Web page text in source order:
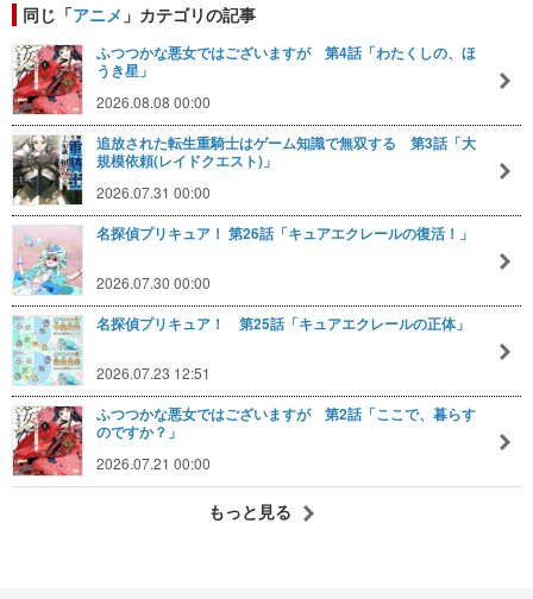
同じ「アニメ 」カテゴリの記事
ふつつかな悪女ではございますが 第4話「わたくしの、ほ
うき星」
2026.08.08 00:00
追放された転生重騎士はゲーム知識で無双する 第3話「大
規模依頼(レイドクエスト)」
2026.07.31 00:00
名探偵プリキュア！ 第26話「キュアエクレールの復活！」
2026.07.30 00:00
名探偵プリキュア！ 第25話「キュアエクレールの正体」
2026.07.23 12:51
ふつつかな悪女ではございますが 第2話「ここで、暮らす
のですか？」
2026.07.21 00:00
もっと見る